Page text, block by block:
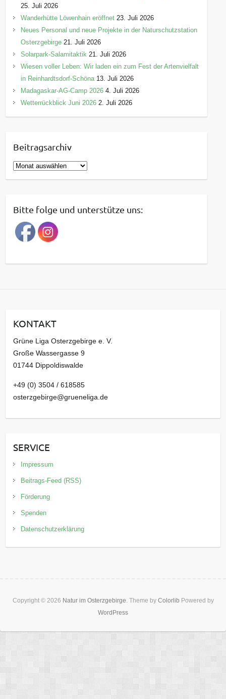
25. Juli 2026
Wanderhütte Löwenhain eröffnet 23. Juli 2026
Neues Personal und neue Projekte in der Naturschutzstation
Osterzgebirge 21. Juli 2026
Solarpark-Salamitaktik 21. Juli 2026
Wiesen voller Leben: Wir laden ein zum Fest der Artenvielfalt
in Reinhardtsdorf-Schöna 13. Juli 2026
Madagaskar-AG-Camp 2026 4. Juli 2026
Wetterrückblick Juni 2026 2. Juli 2026
Beitragsarchiv
B
e
r
a
g
a
v
Bitte folge und unterstütze uns:
KONTAKT
Grüne Liga Osterzgebirge e. V.
Große Wassergasse 9
01744 Dippoldiswalde
+49 (0) 3504 / 618585
osterzgebirge@grueneliga.de
SERVICE
Impressum
Beitrags-Feed (RSS)
Förderung
Spenden
Datenschutzerklärung
Copyright © 2026 Natur im Osterzgebirge. Theme by Colorlib Powered by
WordPress